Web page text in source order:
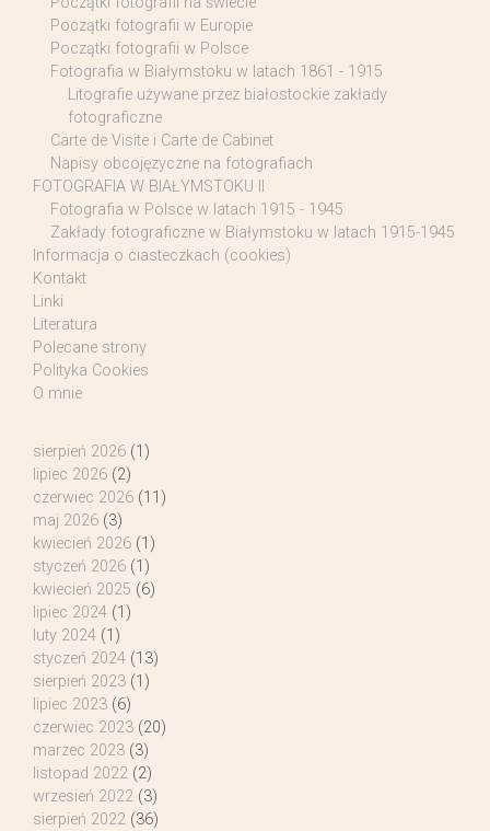
Początki fotografii w Europie
Początki fotografii w Polsce
Fotografia w Białymstoku w latach 1861 - 1915
Litografie używane przez białostockie zakłady
fotograficzne
Carte de Visite i Carte de Cabinet
Napisy obcojęzyczne na fotografiach
FOTOGRAFIA W BIAŁYMSTOKU II
Fotografia w Polsce w latach 1915 - 1945
Zakłady fotograficzne w Białymstoku w latach 1915-1945
Informacja o ciasteczkach (cookies)
Kontakt
Linki
Literatura
Polecane strony
Polityka Cookies
O mnie
sierpień 2026 (1)
lipiec 2026 (2)
czerwiec 2026 (11)
maj 2026 (3)
kwiecień 2026 (1)
styczeń 2026 (1)
kwiecień 2025 (6)
lipiec 2024 (1)
luty 2024 (1)
styczeń 2024 (13)
sierpień 2023 (1)
lipiec 2023 (6)
czerwiec 2023 (20)
marzec 2023 (3)
listopad 2022 (2)
wrzesień 2022 (3)
sierpień 2022 (36)